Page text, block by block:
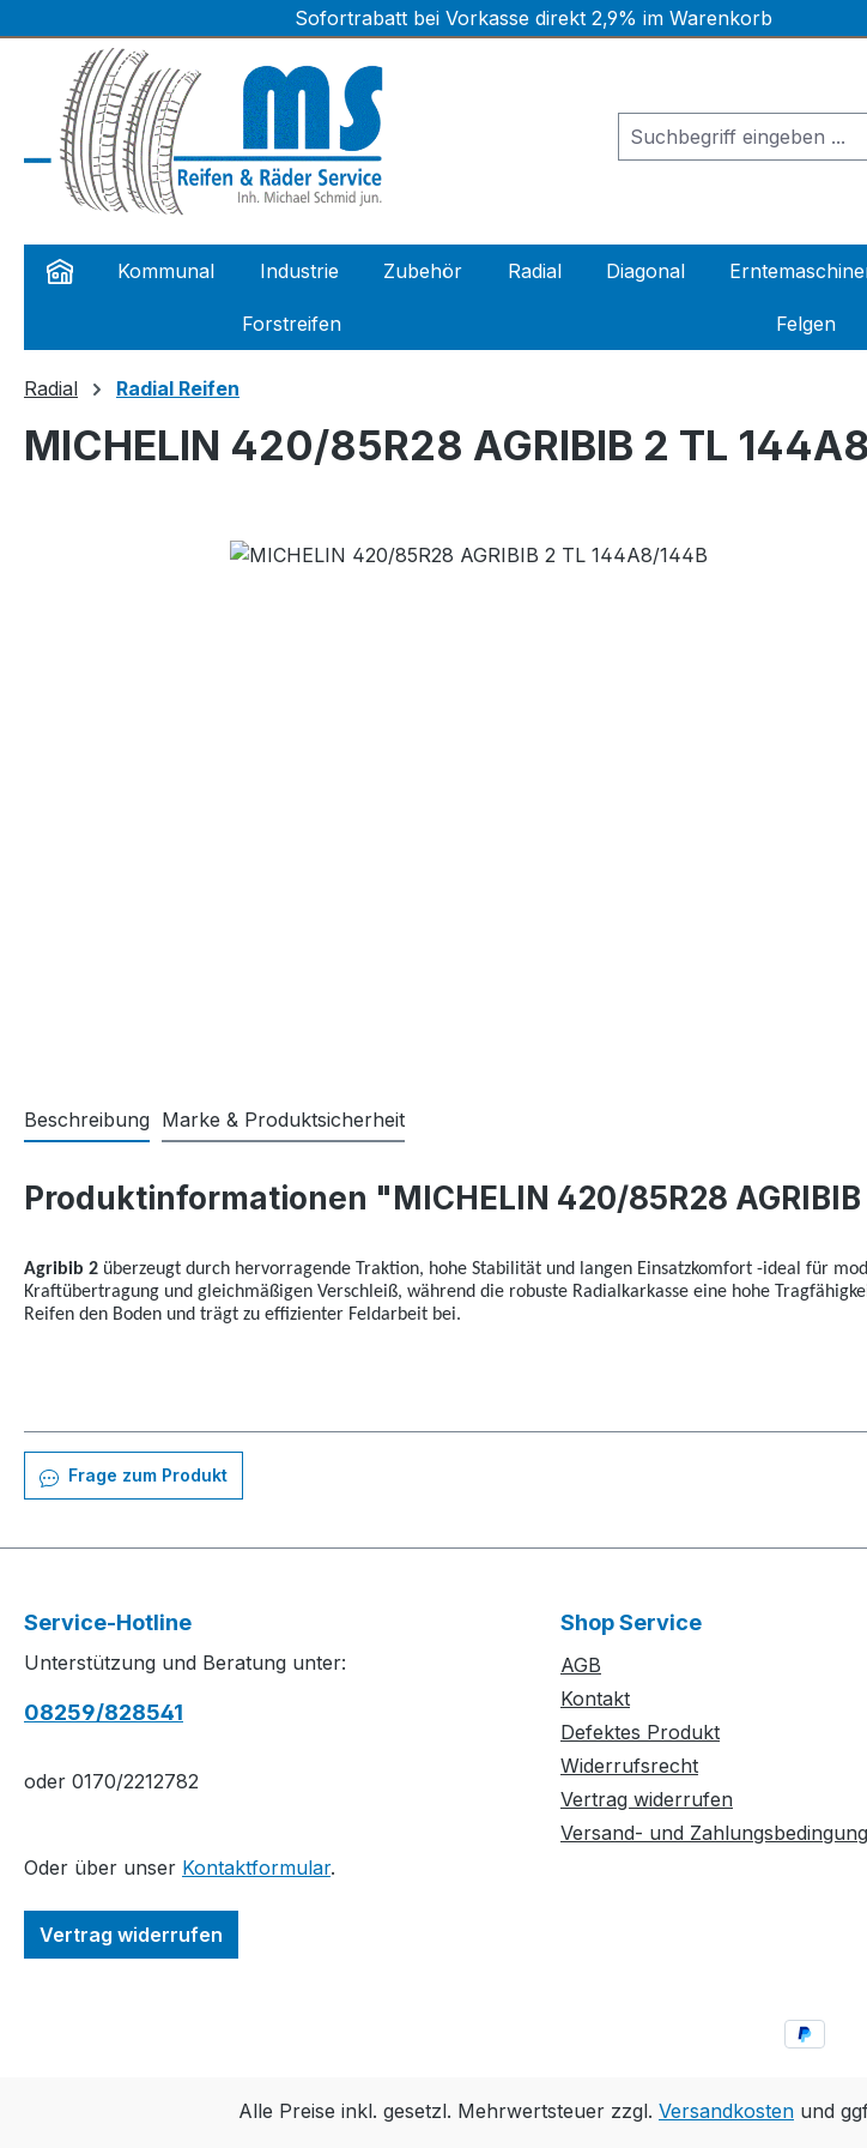
Zur Hauptnavigation springenSofortrabatt bei Vorkasse direkt 2,9% im Warenkorb
Kommunal Industrie Zubehör Radial Diagonal
Forstreifen Felgen
Radial Radial Reifen
MICHELIN 420/85R28 AGRIBIB 2 TL
Bildergalerie überspringen
Beschreibung Marke & Produktsicherheit
Produktinformationen "MICHELIN 420/85R28
Agribib 2 überzeugt durch hervorragende Traktion, hohe Stabilität und langen Einsatzkomfort -ideal für
Kraftübertragung und gleichmäßigen Verschleiß, während die robuste Radialkarkasse eine hohe
Reifen den Boden und trägt zu effizienter Feldarbeit bei.
Frage zum Produkt
Service-Hotline
Unterstützung und Beratung unter:
08259/828541
oder 0170/2212782
Oder über unser Kontaktformular.
Vertrag widerrufen
Shop Service
AGB
Kontakt
Defektes Produkt
Widerrufsrecht
Vertrag widerrufen
Versand- und
Alle Preise inkl. gesetzl. Mehrwertsteuer zzgl. Versandkosten und